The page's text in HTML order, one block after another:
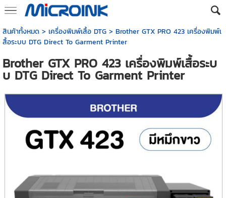
สินค้าทั้งหมด> เครื่องพิมพ์เสื้อ DTG> Brother GTX PRO 423 เครื่องพิมพ์เ
สื้อระบบ DTG Direct To Garment Printer
Brother GTX PRO 423 เครื่องพิมพ์เสื้อระบ
บ DTG Direct To Garment Printer